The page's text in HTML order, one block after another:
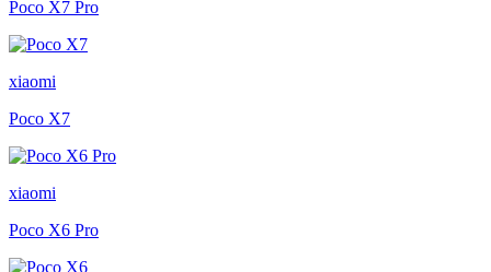
Poco X7 Pro
xiaomi
Poco X7
xiaomi
Poco X6 Pro